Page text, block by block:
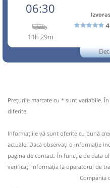
06:30
11h 29m
Izvoras
+40757.871.608
Sambata-Duminica :
Nu a circulat?
NOU!Pune poze din
Prețurile marcate cu * sunt variabile.
diferite.
Informaţiile vă sunt oferite cu bună
actuale. Dacă observați o informaţie
pagina de contact. În funcție de data
verificaţi informaţia la operatorul de
Compania